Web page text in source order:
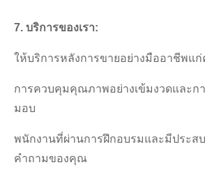
7. บริการของเรา:
ให้บริการหลังการขายอย่างมืออาชีพแ
การควบคุมคุณภาพอย่างเข้มงวดและก
มอบ
พนักงานที่ผ่านการฝึกอบรมและมีประ
คำถามของคุณ